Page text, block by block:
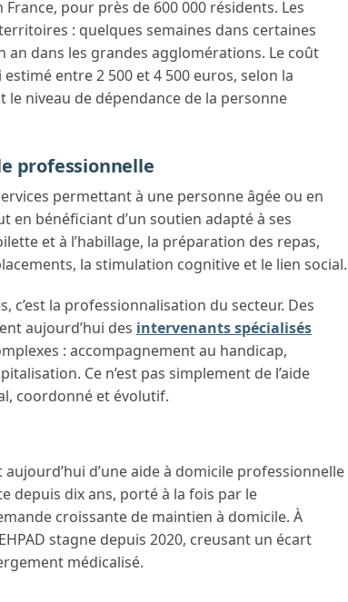
pour près de 600 000 résidents. Les
: quelques semaines dans certaines
an dans les grandes agglomérations. Le coût
entre 2 500 et 4 500 euros, selon la
le niveau de dépendance de la personne
professionnelle
permettant à une personne âgée ou en
bénéficiant d’un soutien adapté à ses
et à l’habillage, la préparation des repas,
la stimulation cognitive et le lien social.
c’est la professionnalisation du secteur. Des
aujourd’hui des intervenants spécialisés
: accompagnement au handicap,
Ce n’est pas simplement de l’aide
coordonné et évolutif.
d’une aide à domicile professionnelle
depuis dix ans, porté à la fois par le
croissante de maintien à domicile. À
stagne depuis 2020, creusant un écart
médicalisé.